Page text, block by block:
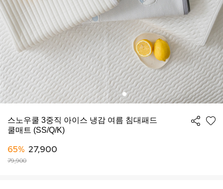
스노우쿨 3중직 아이스 냉감 여름 침대패드
쿨매트 (SS/Q/K)
65% 27,900
79,900